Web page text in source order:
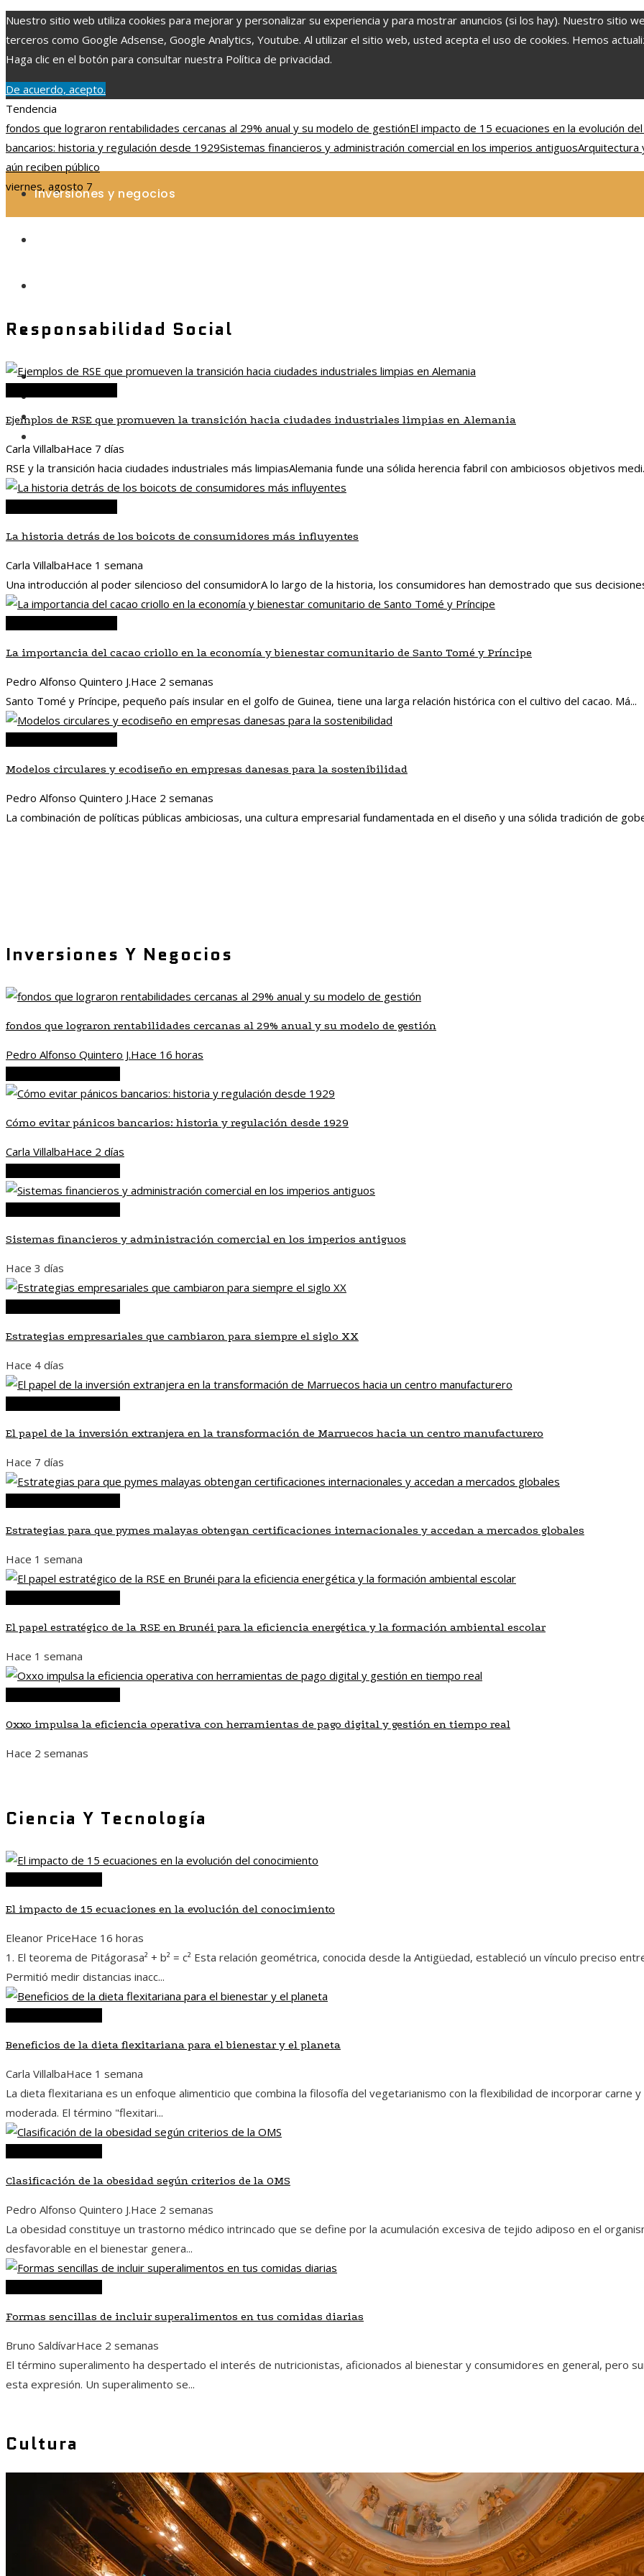
Nuestro sitio web utiliza cookies para mejorar y personalizar su experiencia y para mostrar anuncios (si los hay). Nuestro sitio
terceros como Google Adsense, Google Analytics, Youtube. Al utilizar el sitio web, usted acepta el uso de cookies. Hemos
Haga clic en el botón para consultar nuestra Política de privacidad.
De acuerdo, acepto.
Tendencia
fondos que lograron rentabilidades cercanas al 29% anual y su modelo de gestiónEl impacto de 15 ecuaciones en la evolución
bancarios: historia y regulación desde 1929Sistemas financieros y administración comercial en los imperios antiguosArquitectura
aún reciben público
viernes, agosto 7
Inversiones y negocios
Responsabilidad social
Inversiones y negocios
Ciencia y tecnología
Cultura y ocio
Responsabilidad Social
Ejemplos de RSE que promueven la transición hacia ciudades industriales limpias en Alemania
Carla VillalbaHace 7 días
RSE y la transición hacia ciudades industriales más limpiasAlemania funde una sólida herencia fabril con ambiciosos objetivos
La historia detrás de los boicots de consumidores más influyentes
Carla VillalbaHace 1 semana
Una introducción al poder silencioso del consumidorA lo largo de la historia, los consumidores han demostrado que sus
La importancia del cacao criollo en la economía y bienestar comunitario de Santo Tomé y Príncipe
Pedro Alfonso Quintero J.Hace 2 semanas
Santo Tomé y Príncipe, pequeño país insular en el golfo de Guinea, tiene una larga relación histórica con el cultivo del cacao. Má...
Modelos circulares y ecodiseño en empresas danesas para la sostenibilidad
Pedro Alfonso Quintero J.Hace 2 semanas
La combinación de políticas públicas ambiciosas, una cultura empresarial fundamentada en el diseño y una sólida tradición de
Inversiones Y Negocios
fondos que lograron rentabilidades cercanas al 29% anual y su modelo de gestión
Pedro Alfonso Quintero J.Hace 16 horas
Cómo evitar pánicos bancarios: historia y regulación desde 1929
Carla VillalbaHace 2 días
Sistemas financieros y administración comercial en los imperios antiguos
Hace 3 días
Estrategias empresariales que cambiaron para siempre el siglo XX
Hace 4 días
El papel de la inversión extranjera en la transformación de Marruecos hacia un centro manufacturero
Hace 7 días
Estrategias para que pymes malayas obtengan certificaciones internacionales y accedan a mercados globales
Hace 1 semana
El papel estratégico de la RSE en Brunéi para la eficiencia energética y la formación ambiental escolar
Hace 1 semana
Oxxo impulsa la eficiencia operativa con herramientas de pago digital y gestión en tiempo real
Hace 2 semanas
Ciencia Y Tecnología
El impacto de 15 ecuaciones en la evolución del conocimiento
Eleanor PriceHace 16 horas
1. El teorema de Pitágorasa² + b² = c² Esta relación geométrica, conocida desde la Antigüedad, estableció un vínculo preciso
Permitió medir distancias inacc...
Beneficios de la dieta flexitariana para el bienestar y el planeta
Carla VillalbaHace 1 semana
La dieta flexitariana es un enfoque alimenticio que combina la filosofía del vegetarianismo con la flexibilidad de incorporar carne
moderada. El término "flexitari...
Clasificación de la obesidad según criterios de la OMS
Pedro Alfonso Quintero J.Hace 2 semanas
La obesidad constituye un trastorno médico intrincado que se define por la acumulación excesiva de tejido adiposo en el
desfavorable en el bienestar genera...
Formas sencillas de incluir superalimentos en tus comidas diarias
Bruno SaldívarHace 2 semanas
El término superalimento ha despertado el interés de nutricionistas, aficionados al bienestar y consumidores en general, pero
esta expresión. Un superalimento se...
Cultura